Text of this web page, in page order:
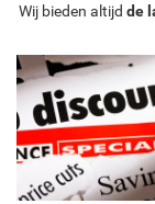
Wij bieden altijd de